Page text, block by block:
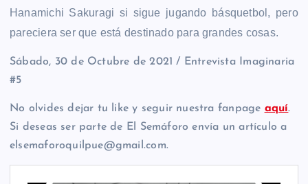
Hanamichi Sakuragi si sigue jugando básquetbol, pero
pareciera ser que está destinado para grandes cosas.
Sábado, 30 de Octubre de 2021 / Entrevista Imaginaria
#5
No olvides dejar tu like y seguir nuestra fanpage aquí.
Si deseas ser parte de El Semáforo envía un artículo a
elsemaforoquilpue@gmail.com.